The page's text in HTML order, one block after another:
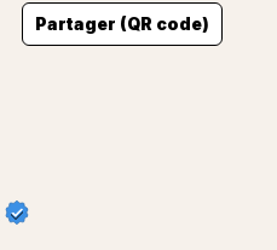
Partager (QR code)